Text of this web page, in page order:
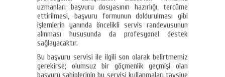
uzmanları başvuru dosyasının hazırlığı, tercüme
ettirilmesi, başvuru formunun doldurulması gibi
işlemlerin yanında öncelikli servis randevusunun
alınması hususunda da profesyonel destek
sağlayacaktır.
Bu başvuru servisi ile ilgili son olarak belirtmemiz
gerekirse; olumsuz bir göçmenlik geçmişi olan
başvuru sahiplerinin bu servisi kullanmaları tavsiye